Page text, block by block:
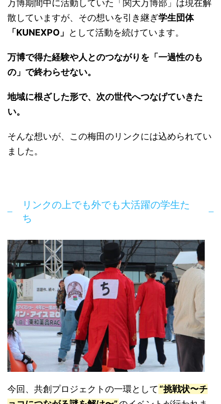
万博期間中に活動していた「関大万博部」は現在解
散していますが、その想いを引き継ぎ学生団体
「KUNEXPO」
として活動を続けています。
万博で得た経験や人とのつながりを「一過性のも
の」で終わらせない。
地域に根ざした形で、次の世代へつなげていきた
い。
そんな想いが、この梅田のリンクには込められてい
ました。
リンクの上でも外でも大活躍の学生た
ち
今回、共創プロジェクトの一環として “挑戦状〜チ